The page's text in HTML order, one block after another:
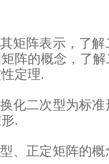
阵表示，了解
阵的概念，了
定理.
二次型为标准
.
正定矩阵的概